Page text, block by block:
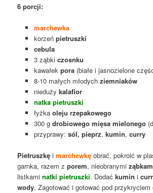
6 porcji:
marchewka
korzeń pietruszki
cebula
3 ząbkiczosnku
kawałek pora(białe i jasnozielone
8-10 małych młodych ziemniaków
nieduży kalafior
natka pietruszki
łyżka oleju rzepakowego
300 g drobiowego mięsa mielonego
przyprawy: sól, pieprz, kumin, curry
Pietruszkę imarchewkę obrać, pokroić w
garnka, razem zporem, nieobranymi
listkaminatki pietruszki. Dodaćkumin i
wody. Zagotować i gotować pod